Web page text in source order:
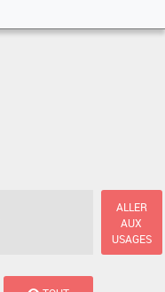
ALLER
AUX
USAGES